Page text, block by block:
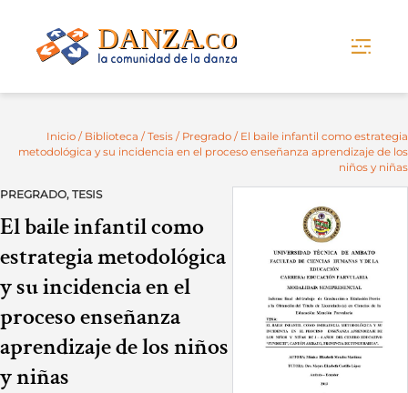
Inicio / Biblioteca / Tesis / Pregrado / El baile infantil como estrategia
metodológica y su incidencia en el proceso enseñanza aprendizaje de los
niños y niñas
PREGRADO, TESIS
El baile infantil como
estrategia metodológica
y su incidencia en el
proceso enseñanza
aprendizaje de los niños
y niñas